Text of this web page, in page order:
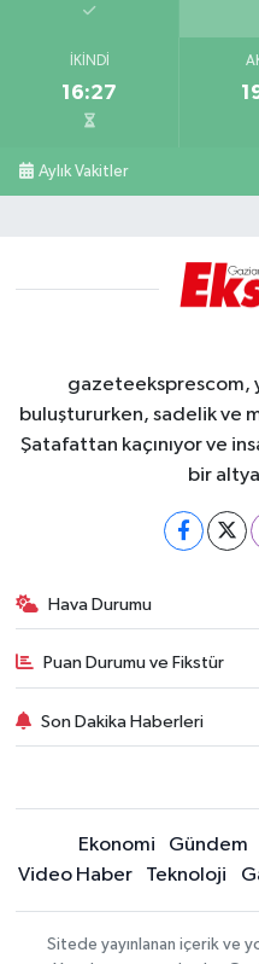
İKINDI
16:27
Aylık Vakitler
gazeteeksprescom,
buluştururken, sadelik ve
Şatafattan kaçınıyor ve
bir
Hava Durumu
Puan Durumu ve Fikstür
Son Dakika Haberleri
Ekonomi Gündem
Video Haber
Teknoloji
Sitede yayınlanan içerik ve